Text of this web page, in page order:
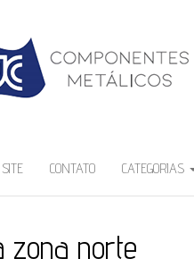
CONTATO CATEGORIAS
zona norte